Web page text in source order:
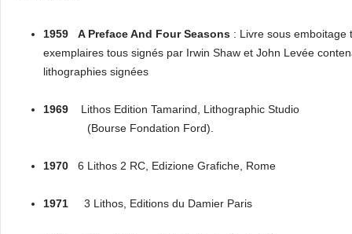
1959 A Preface And Four Seasons : Livre sous
exemplaires tous signés par Irwin Shaw et John Levée
lithographies signées
1969 Lithos Edition Tamarind, Lithographic Studio
(Bourse Fondation Ford).
1970 6 Lithos 2 RC, Edizione Grafiche, Rome
1971 3 Lithos, Editions du Damier Paris